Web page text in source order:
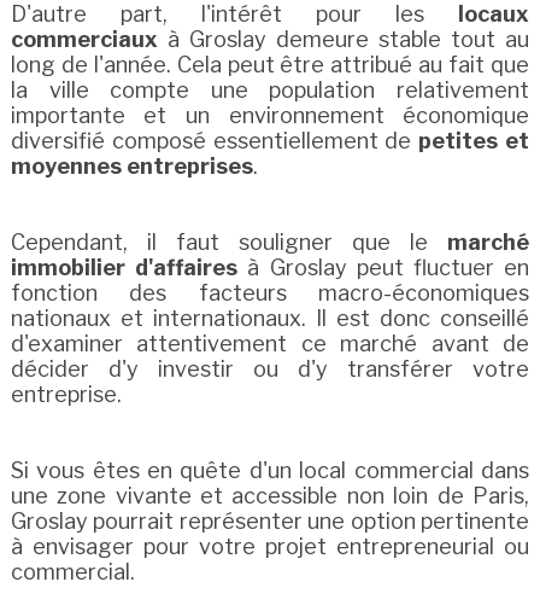
D'autre part, l'intérêt pour les
locaux
commerciaux à Groslay demeure stable tout au
long de l'année. Cela peut être attribué au fait que
la ville compte une population relativement
importante et un environnement économique
diversifié composé essentiellement de petites et
moyennes entreprises.
Cependant, il faut souligner que le marché
immobilier d'affaires à Groslay peut fluctuer en
fonction des facteurs macro-économiques
nationaux et internationaux. Il est donc conseillé
d'examiner attentivement ce marché avant de
décider d'y investir ou d'y transférer votre
entreprise.
Si vous êtes en quête d'un local commercial dans
une zone vivante et accessible non loin de Paris,
Groslay pourrait représenter une option pertinente
à envisager pour votre projet entrepreneurial ou
commercial.